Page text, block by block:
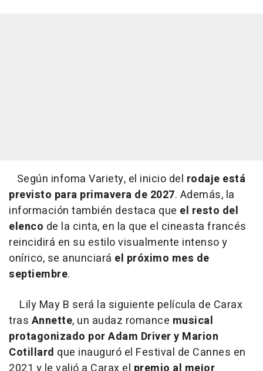
Según infoma Variety, el inicio del rodaje está
previsto para primavera de 2027. Además, la
información también destaca que el resto del
elenco de la cinta, en la que el cineasta francés
reincidirá en su estilo visualmente intenso y
onírico, se anunciará el próximo mes de
septiembre.
Lily May B será la siguiente película de Carax
tras Annette, un audaz romance musical
protagonizado por Adam Driver y Marion
Cotillard que inauguró el Festival de Cannes en